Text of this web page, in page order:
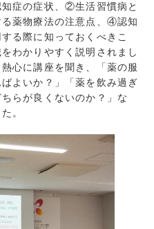
症の症状、②生活習慣病と
薬物療法の注意点、④認知
る際に知っておくべきこ
わかりやすく説明されまし
心に講座を聞き、「薬の服
よいか？」「薬を飲み過ぎ
らが良くないのか？」な
。